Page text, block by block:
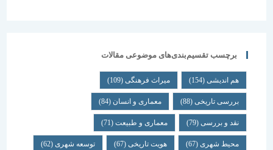
برچسب تقسیم‌بندی‌های موضوعی مقالات
هم اندیشی (154) میراث فرهنگی (109)
بررسی تاریخی (88) معماری و انسان (84)
نقد و بررسی (79) معماری و طبیعت (71)
محیط شهری(67) هویت تاریخی(67) توسعه شهری(62)